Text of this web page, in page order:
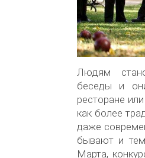
Людям
беседы и
ресторане
как более
даже
бывают и
Марта,